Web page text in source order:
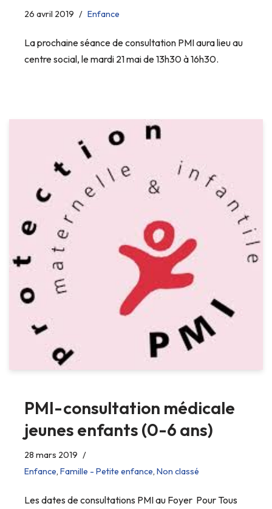
26 avril 2019 Enfance
La prochaine séance de consultation PMI aura lieu au
centre social, le mardi 21 mai de 13h30 à 16h30.
PMI-consultation médicale
jeunes enfants (0-6 ans)
28 mars 2019
Enfance, Famille - Petite enfance, Non classé
Les dates de consultations PMI au Foyer Pour Tous